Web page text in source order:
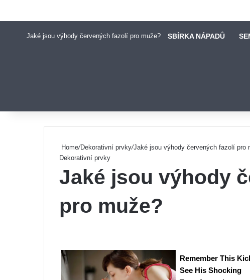
Jaké jsou výhody červených fazolí pro muže? SBÍRKA NÁPADŮ
Home/Dekorativní prvky/Jaké jsou výhody červených fazolí pro
Dekorativní prvky
Jaké jsou výhody
pro muže?